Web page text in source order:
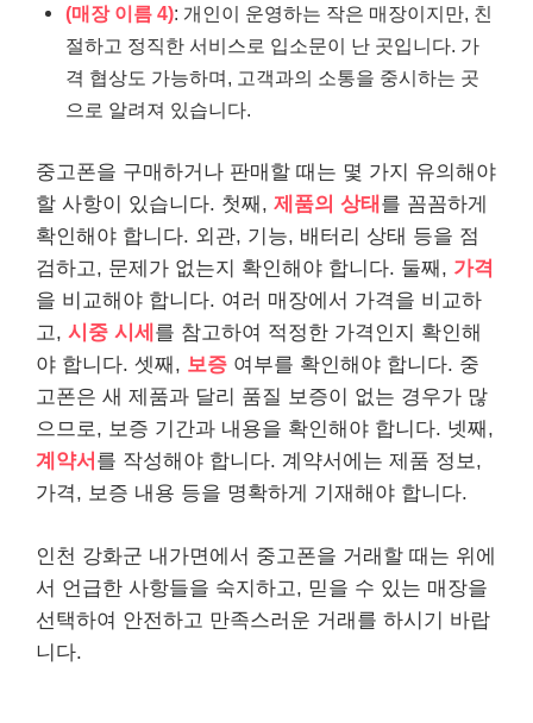
(매장 이름 4): 개인이 운영하는 작은 매장이지만, 친
절하고 정직한 서비스로 입소문이 난 곳입니다. 가
격 협상도 가능하며, 고객과의 소통을 중시하는 곳
으로 알려져 있습니다.
중고폰을 구매하거나 판매할 때는 몇 가지 유의해야
할 사항이 있습니다. 첫째, 제품의 상태 를 꼼꼼하게
확인해야 합니다. 외관, 기능, 배터리 상태 등을 점
검하고, 문제가 없는지 확인해야 합니다. 둘째, 가격
을 비교해야 합니다. 여러 매장에서 가격을 비교하
고, 시중 시세 를 참고하여 적정한 가격인지 확인해
야 합니다. 셋째, 보증 여부를 확인해야 합니다. 중
고폰은 새 제품과 달리 품질 보증이 없는 경우가 많
으므로, 보증 기간과 내용을 확인해야 합니다. 넷째,
계약서 를 작성해야 합니다. 계약서에는 제품 정보,
가격, 보증 내용 등을 명확하게 기재해야 합니다.
인천 강화군 내가면에서 중고폰을 거래할 때는 위에
서 언급한 사항들을 숙지하고, 믿을 수 있는 매장을
선택하여 안전하고 만족스러운 거래를 하시기 바랍
니다.